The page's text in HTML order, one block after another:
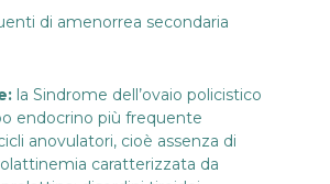
di amenorrea secondaria
la Sindrome dell’ovaio policistico
endocrino più frequente
anovulatori, cioè assenza di
caratterizzata da